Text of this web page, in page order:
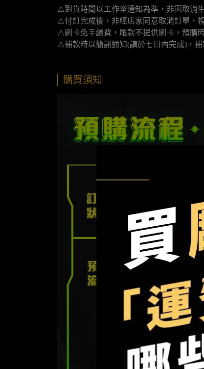
⚠️到貨時間以工作室通知為準，非因取消
⚠️付訂完成後，非經店家同意取消訂單，
⚠️刷卡免手續費，尾款不提供刷卡，預購
⚠️補款時以簡訊通知(請於七日內完成)，
購買須知